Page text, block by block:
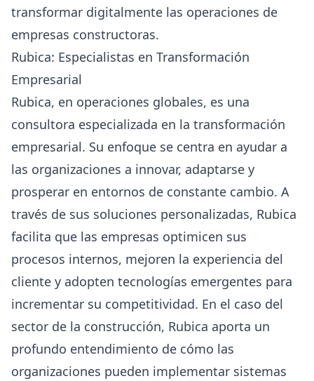
transformar digitalmente las operaciones de
empresas constructoras.
Rubica: Especialistas en Transformación
Empresarial
Rubica, en operaciones globales, es una
consultora especializada en la transformación
empresarial. Su enfoque se centra en ayudar a
las organizaciones a innovar, adaptarse y
prosperar en entornos de constante cambio. A
través de sus soluciones personalizadas, Rubica
facilita que las empresas optimicen sus
procesos internos, mejoren la experiencia del
cliente y adopten tecnologías emergentes para
incrementar su competitividad. En el caso del
sector de la construcción, Rubica aporta un
profundo entendimiento de cómo las
organizaciones pueden implementar sistemas